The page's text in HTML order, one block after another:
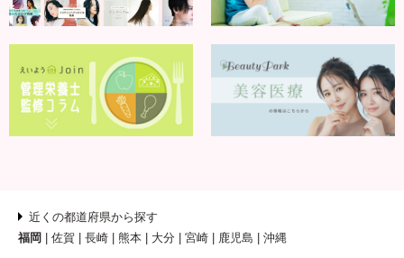
近くの都道府県から探す
福岡
佐賀 長崎 熊本 大分 宮崎 鹿児島 沖縄